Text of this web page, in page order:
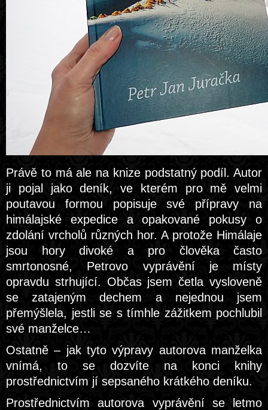
Právě to má ale na knize podstatný podíl. Autor
ji pojal jako deník, ve kterém pro mě velmi
poutavou formou popisuje své přípravy na
himálajské expedice a opakované pokusy o
zdolání vrcholů různých hor. A protože Himálaje
jsou hory divoké a pro člověka často
smrtonosné, Petrovo vyprávění je místy
opravdu strhující. Občas jsem četla vysloveně
se zatajeným dechem a nejednou jsem
přemýšlela, jestli se s tímhle zážitkem pochlubil
své manželce…
Ostatně – jak tyto výpravy autorova manželka
vnímá, to se dozvíte na konci knihy
prostřednictvím jí sepsaného krátkého deníku.
Prostřednictvím autorova vyprávění se letmo